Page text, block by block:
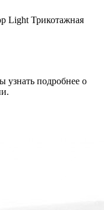
Light Трикотажная
узнать подробнее о